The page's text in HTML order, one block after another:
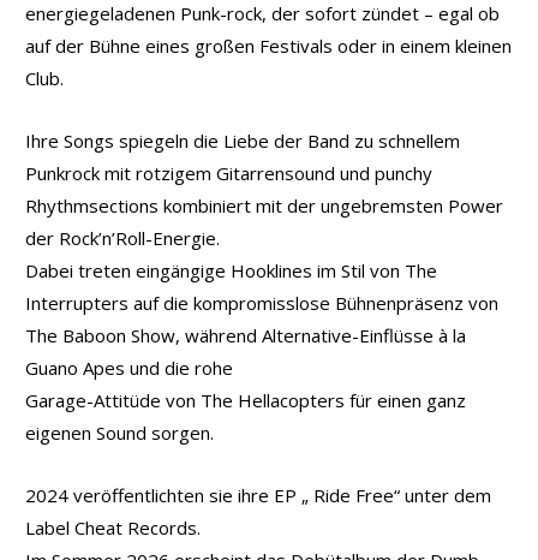
energiegeladenen Punk-rock, der sofort zündet – egal ob
auf der Bühne eines großen Festivals oder in einem kleinen
Club.
Ihre Songs spiegeln die Liebe der Band zu schnellem
Punkrock mit rotzigem Gitarrensound und punchy
Rhythmsections kombiniert mit der ungebremsten Power
der Rock’n’Roll-Energie.
Dabei treten eingängige Hooklines im Stil von The
Interrupters auf die kompromisslose Bühnenpräsenz von
The Baboon Show, während Alternative-Einflüsse à la
Guano Apes und die rohe
Garage-Attitüde von The Hellacopters für einen ganz
eigenen Sound sorgen.
2024 veröffentlichten sie ihre EP „ Ride Free“ unter dem
Label Cheat Records.